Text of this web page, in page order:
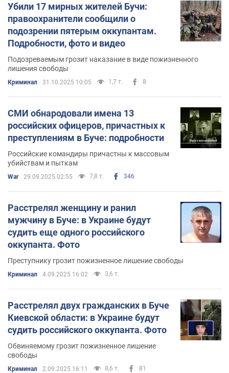
Убили 17 мирных жителей Бучи:
правоохранители сообщили о
подозрении пятерым оккупантам.
Подробности, фото и видео
Подозреваемым грозит наказание в виде пожизненного
лишения свободы
Криминал 31.10.2025 10:05 1,7 т. 8
СМИ обнародовали имена 13
российских офицеров, причастных к
преступлениям в Буче: подробности
Российские командиры причастны к массовым
убийствам и пыткам
War 29.09.2025 02:55 7,8 т. 346
Расстрелял женщину и ранил
мужчину в Буче: в Украине будут
судить еще одного российского
оккупанта. Фото
Преступнику грозит пожизненное лишение свободы
Криминал 4.09.2025 16:02 3,6 т.
Расстрелял двух гражданских в Буче
Киевской области: в Украине будут
судить российского оккупанта. Фото
Обвиняемому грозит пожизненное лишение
свободы
Криминал 2.09.2025 16:11 8,6 т. 81